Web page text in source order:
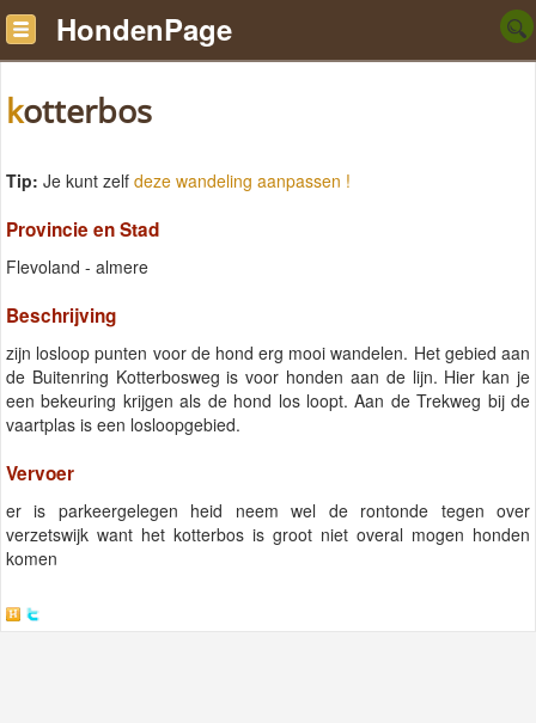
HondenPage
kotterbos
Tip: Je kunt zelf deze wandeling aanpassen !
Provincie en Stad
Flevoland - almere
Beschrijving
zijn losloop punten voor de hond erg mooi wandelen. Het gebied aan
de Buitenring Kotterbosweg is voor honden aan de lijn. Hier kan je
een bekeuring krijgen als de hond los loopt. Aan de Trekweg bij de
vaartplas is een losloopgebied.
Vervoer
er is parkeergelegen heid neem wel de rontonde tegen over
verzetswijk want het kotterbos is groot niet overal mogen honden
komen